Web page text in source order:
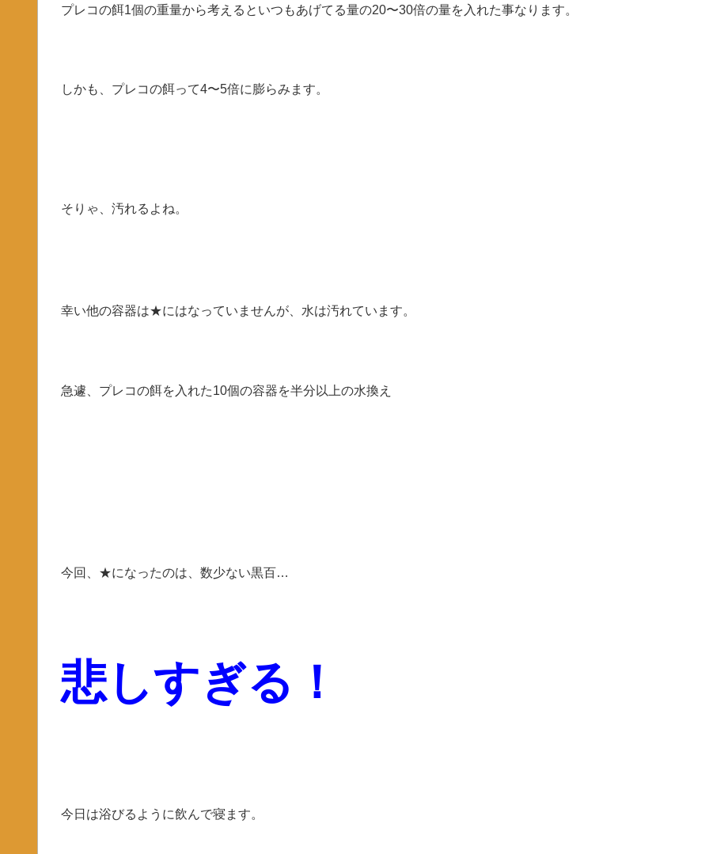
プレコの餌1個の重量から考えるといつもあげてる量の20〜30倍の量を入れた事なります。
しかも、プレコの餌って4〜5倍に膨らみます。
そりゃ、汚れるよね。
幸い他の容器は★にはなっていませんが、水は汚れています。
急遽、プレコの餌を入れた10個の容器を半分以上の水換え
今回、★になったのは、数少ない黒百…
悲しすぎる！
今日は浴びるように飲んで寝ます。